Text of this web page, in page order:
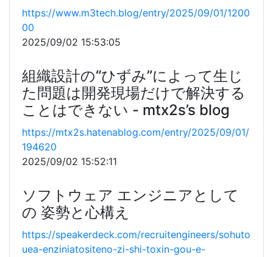
https://www.m3tech.blog/entry/2025/09/01/1200
00
2025/09/02 15:53:05
組織設計の“ひずみ”によって生じ
た問題は開発現場だけで解決する
ことはできない - mtx2s’s blog
https://mtx2s.hatenablog.com/entry/2025/09/01/
194620
2025/09/02 15:52:11
ソフトウェア エンジニアとして
の 姿勢と心構え
https://speakerdeck.com/recruitengineers/sohuto
uea-enziniatositeno-zi-shi-toxin-gou-e-